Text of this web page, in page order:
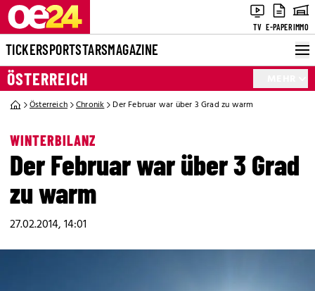
TV E-PAPERIMMO
TICKERSPORTSTARSMAGAZINE
ÖSTERREICH
Österreich Chronik Der Februar war über 3 Grad zu warm
WINTERBILANZ
Der Februar war über 3 Grad
zu warm
27.02.2014, 14:01